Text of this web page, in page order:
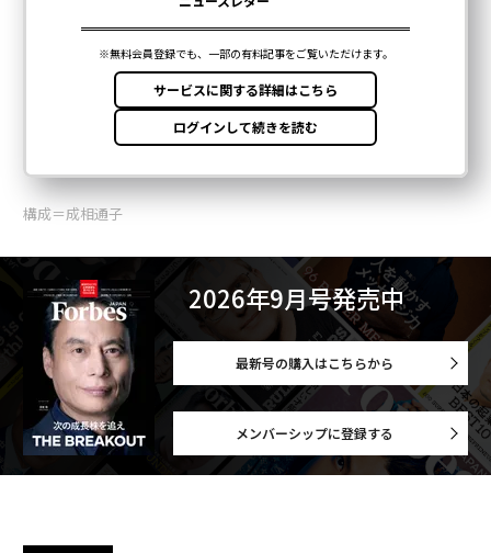
構成＝成相通子
2026年9月号発売中
最新号の購入はこちらから
メンバーシップに登録する